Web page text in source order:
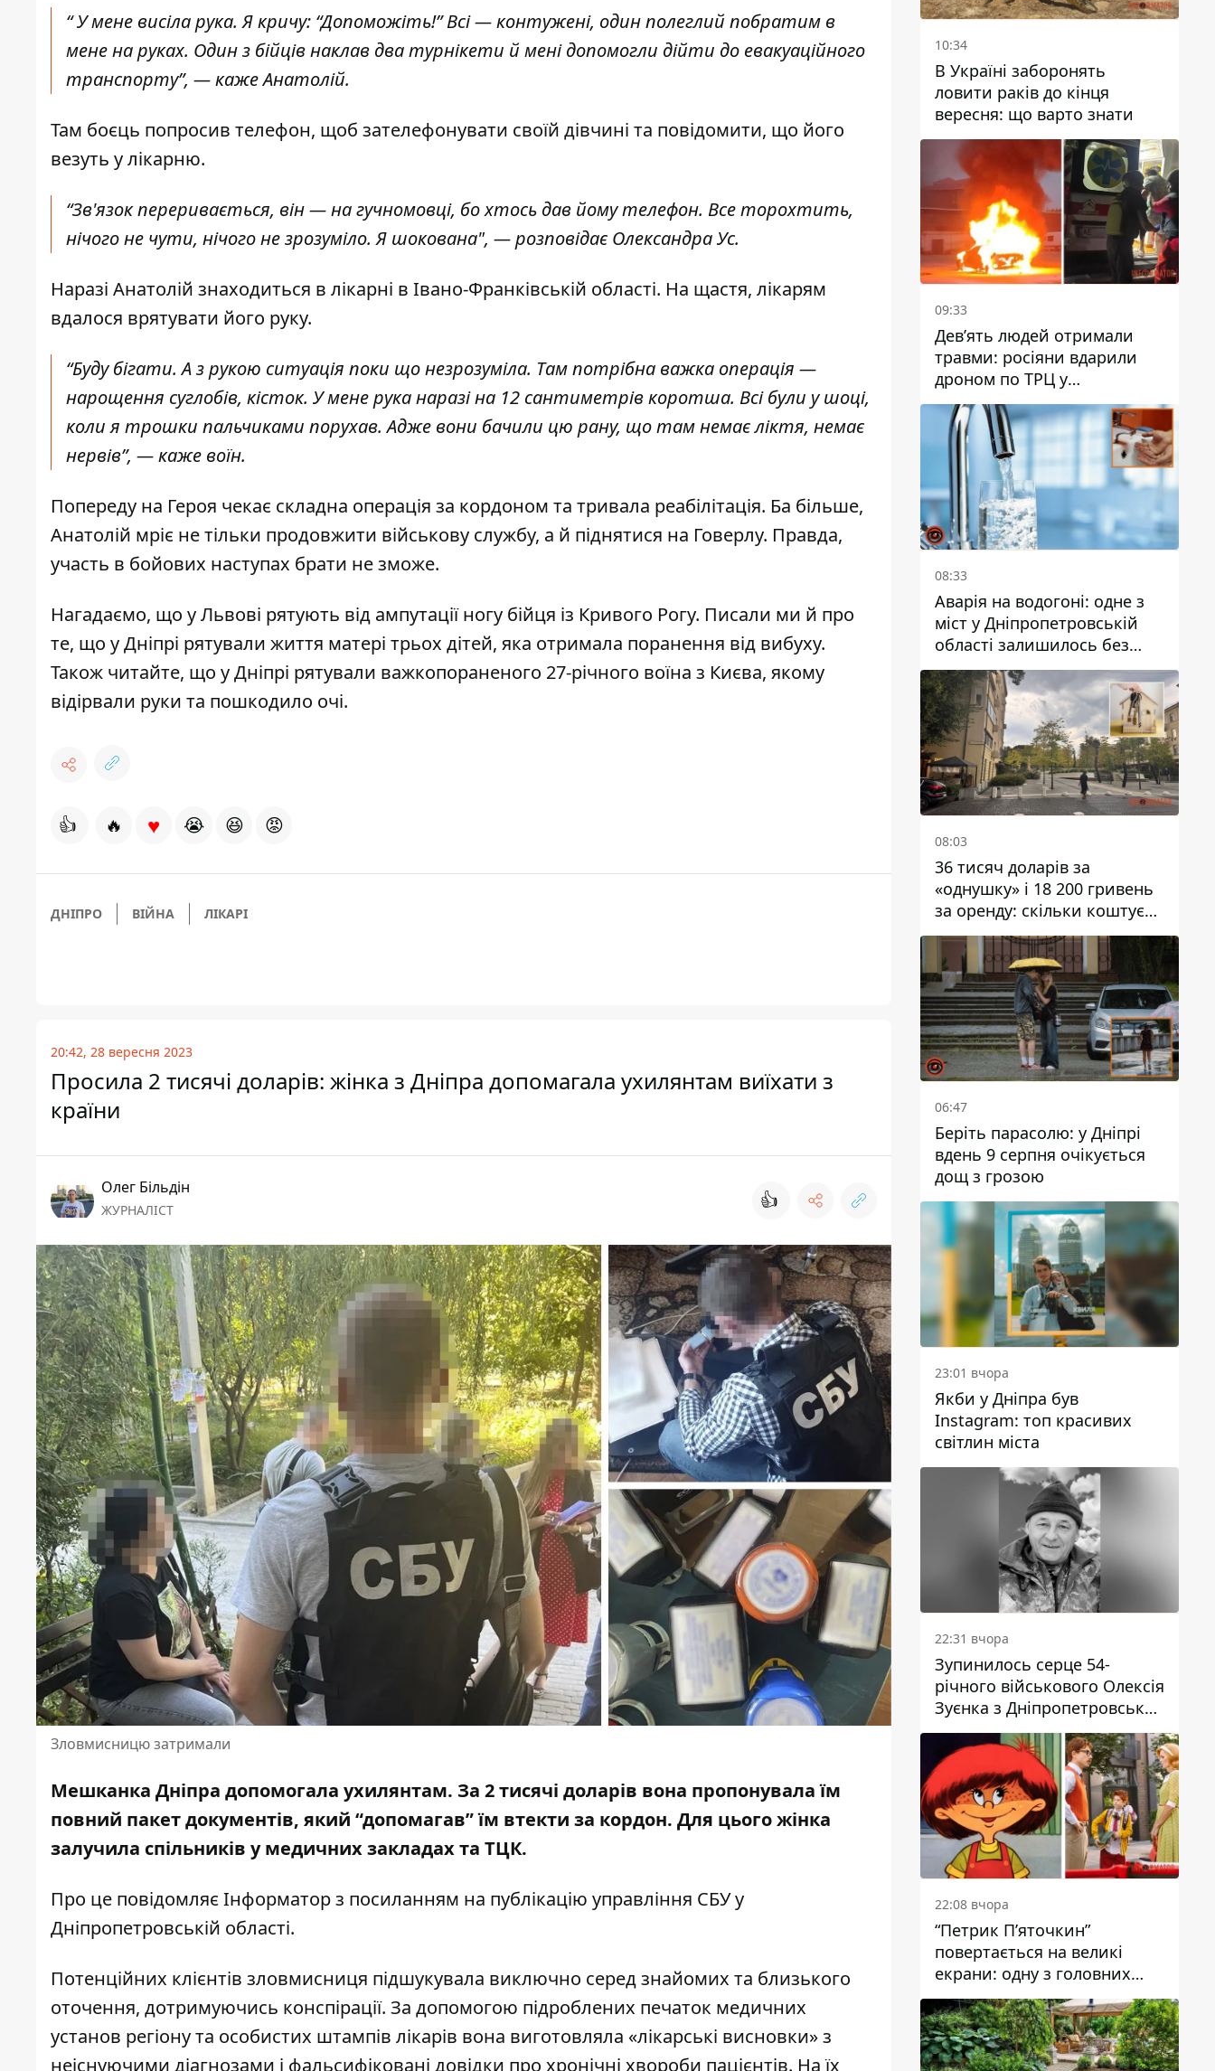
“ У мене висіла рука. Я кричу: “Допоможіть!” Всі — контужені, один полеглий побратим в
мене на руках. Один з бійців наклав два турнікети й мені допомогли дійти до евакуаційного
транспорту”, — каже Анатолій.
Там боєць попросив телефон, щоб зателефонувати своїй дівчині та повідомити, що його
везуть у лікарню.
“Зв'язок переривається, він — на гучномовці, бо хтось дав йому телефон. Все торохтить,
нічого не чути, нічого не зрозуміло. Я шокована", — розповідає Олександра Ус.
Наразі Анатолій знаходиться в лікарні в Івано-Франківській області. На щастя, лікарям
вдалося врятувати його руку.
“Буду бігати. А з рукою ситуація поки що незрозуміла. Там потрібна важка операція —
нарощення суглобів, кісток. У мене рука наразі на 12 сантиметрів коротша. Всі були у шоці,
коли я трошки пальчиками порухав. Адже вони бачили цю рану, що там немає ліктя, немає
нервів”, — каже воїн.
Попереду на Героя чекає складна операція за кордоном та тривала реабілітація. Ба більше,
Анатолій мріє не тільки продовжити військову службу, а й піднятися на Говерлу. Правда,
участь в бойових наступах брати не зможе.
Нагадаємо, що у Львові рятують від ампутації ногу бійця із Кривого Рогу. Писали ми й про
те, що у Дніпрі рятували життя матері трьох дітей, яка отримала поранення від вибуху.
Також читайте, що у Дніпрі рятували важкопораненого 27-річного воїна з Києва, якому
відірвали руки та пошкодило очі.
👍 🔥 ♥ 😭 😆 😡
ДНІПРО ВІЙНА ЛІКАРІ
20:42, 28 вересня 2023
Просила 2 тисячі доларів: жінка з Дніпра допомагала ухилянтам виїхати з
країни
Олег Більдін
ЖУРНАЛІСТ 👍
Зловмисницю затримали
Мешканка Дніпра допомогала ухилянтам. За 2 тисячі доларів вона пропонувала їм
повний пакет документів, який “допомагав” їм втекти за кордон. Для цього жінка
залучила спільників у медичних закладах та ТЦК.
Про це повідомляє Інформатор з посиланням на публікацію управління СБУ у
Дніпропетровській області.
Потенційних клієнтів зловмисниця підшукувала виключно серед знайомих та близького
оточення, дотримуючись конспірації. За допомогою підроблених печаток медичних
установ регіону та особистих штампів лікарів вона виготовляла «лікарські висновки» з
неіснуючими діагнозами і фальсифіковані довідки про хронічні хвороби пацієнтів. На їх
10:34
В Україні заборонять
ловити раків до кінця
вересня: що варто знати
09:33
Дев’ять людей отримали
травми: росіяни вдарили
дроном по ТРЦ у
Павлограді, чи
працюватиме заклад надалі
08:33
Аварія на водогоні: одне з
міст у Дніпропетровській
області залишилось без
води
08:03
36 тисяч доларів за
«однушку» і 18 200 гривень
за оренду: скільки коштує
житло у Дніпропетровської
області
06:47
Беріть парасолю: у Дніпрі
вдень 9 серпня очікується
дощ з грозою
23:01 вчора
Якби у Дніпра був
Instagram: топ красивих
світлин міста
22:31 вчора
Зупинилось серце 54-
річного військового Олексія
Зуєнка з Дніпропетровської
області
22:08 вчора
“Петрик П’яточкин”
повертається на великі
екрани: одну з головних
ролей зіграє 9-річний
дніпрянин Олександр
Войтеховський